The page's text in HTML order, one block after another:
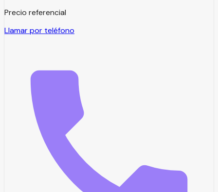
Precio referencial
Llamar por teléfono